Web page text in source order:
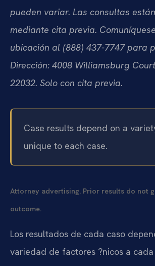
pueden variar. Las consultas
mediante cita previa.
ubicación al (888) 437-7747 para
Dirección: 4008 Williamsburg
22032. Solo con cita previa.
Case results depend on a
unique to each case.
Attorney advertising. Prior results do not
outcome.
Los resultados de cada caso
variedad de factores ?nicos a cada